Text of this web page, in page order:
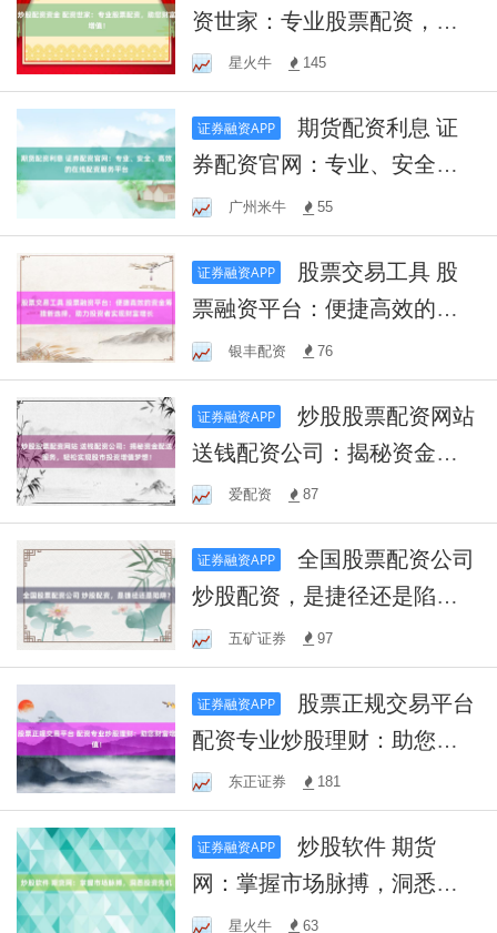
资世家：专业股票配资，助
您财富增值！
星火牛 145
证券融资APP
期货配资利息 证
券配资官网：专业、安全、
高效的在线配资服务平台
广州米牛 55
证券融资APP
票融资平台：便捷高效的资
金筹措新选择，助力投资者
实现财富增长
银丰配资 76
证券融资APP
炒股股票配资网站
送钱配资公司：揭秘资金配
送服务，轻松实现股市投资
增值梦想！
爱配资 87
证券融资APP
全国股票配资公司
炒股配资，是捷径还是陷
阱？五矿证券 97
证券融资APP
配资专业炒股理财：助您财
富增值！
东正证券 181
证券融资APP
炒股软件 期货
网：掌握市场脉搏，洞悉投
资先机
星火牛 63